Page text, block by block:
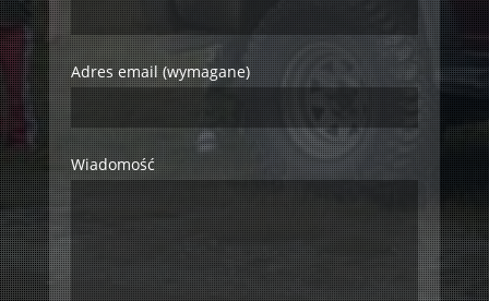
Adres email (wymagane)
Wiadomość